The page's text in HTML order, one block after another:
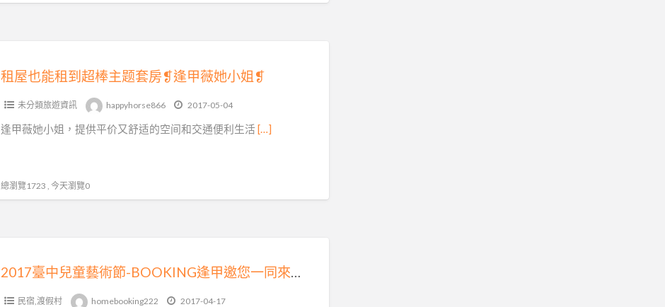
租屋也能租到超棒主题套房❡逢甲薇她小姐❡
未分類旅遊資訊 happyhorse866 2017-05-04
逢甲薇她小姐，提供平价又舒适的空间和交通便利生活[…]
總瀏覽1723 , 今天瀏覽0
2017臺中兒童藝術節-BOOKING逢甲邀您一同來玩樂!!!
民宿,渡假村 homebooking222 2017-04-17